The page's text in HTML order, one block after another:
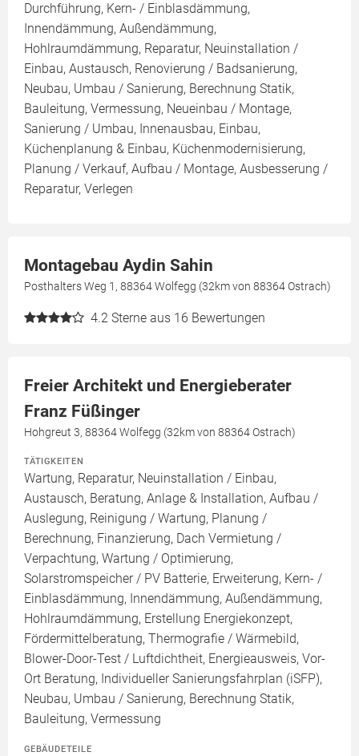
Durchführung, Kern- / Einblasdämmung,
Innendämmung, Außendämmung,
Hohlraumdämmung, Reparatur, Neuinstallation /
Einbau, Austausch, Renovierung / Badsanierung,
Neubau, Umbau / Sanierung, Berechnung Statik,
Bauleitung, Vermessung, Neueinbau / Montage,
Sanierung / Umbau, Innenausbau, Einbau,
Küchenplanung & Einbau, Küchenmodernisierung,
Planung / Verkauf, Aufbau / Montage, Ausbesserung /
Reparatur, Verlegen
Montagebau Aydin Sahin
Posthalters Weg 1, 88364 Wolfegg (32km von 88364 Ostrach)
4.2 Sterne aus 16 Bewertungen
Freier Architekt und Energieberater
Franz Füßinger
Hohgreut 3, 88364 Wolfegg (32km von 88364 Ostrach)
TÄTIGKEITEN
Wartung, Reparatur, Neuinstallation / Einbau,
Austausch, Beratung, Anlage & Installation, Aufbau /
Auslegung, Reinigung / Wartung, Planung /
Berechnung, Finanzierung, Dach Vermietung /
Verpachtung, Wartung / Optimierung,
Solarstromspeicher / PV Batterie, Erweiterung, Kern- /
Einblasdämmung, Innendämmung, Außendämmung,
Hohlraumdämmung, Erstellung Energiekonzept,
Fördermittelberatung, Thermografie / Wärmebild,
Blower-Door-Test / Luftdichtheit, Energieausweis, Vor-
Ort Beratung, Individueller Sanierungsfahrplan (iSFP),
Neubau, Umbau / Sanierung, Berechnung Statik,
Bauleitung, Vermessung
GEBÄUDETEILE